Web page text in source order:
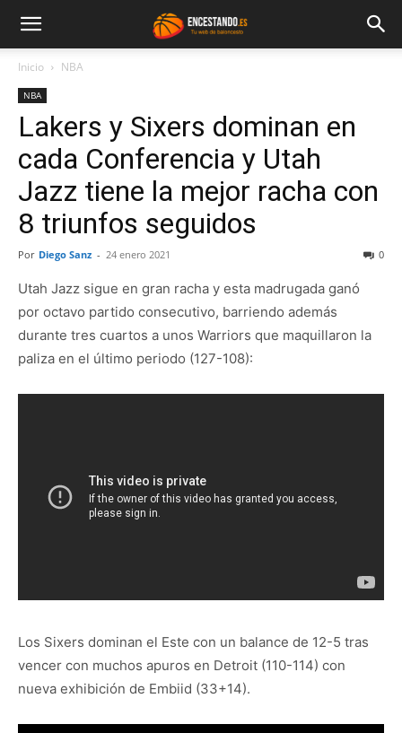
Inicio NBA
NBA
Lakers y Sixers dominan en
cada Conferencia y Utah
Jazz tiene la mejor racha con
8 triunfos seguidos
Por Diego Sanz - 24 enero 2021 0
Utah Jazz sigue en gran racha y esta madrugada ganó
por octavo partido consecutivo, barriendo además
durante tres cuartos a unos Warriors que maquillaron la
paliza en el último periodo (127-108):
Los Sixers dominan el Este con un balance de 12-5 tras
vencer con muchos apuros en Detroit (110-114) con
nueva exhibición de Embiid (33+14).